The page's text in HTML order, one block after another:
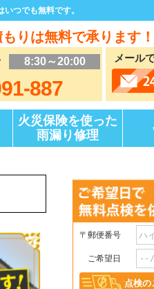
つでも無料です。
りは無料で承ります！
8:30～20:00
887
メール
火災保険を使った
雨漏り修理
〒郵便番号
ご希望日